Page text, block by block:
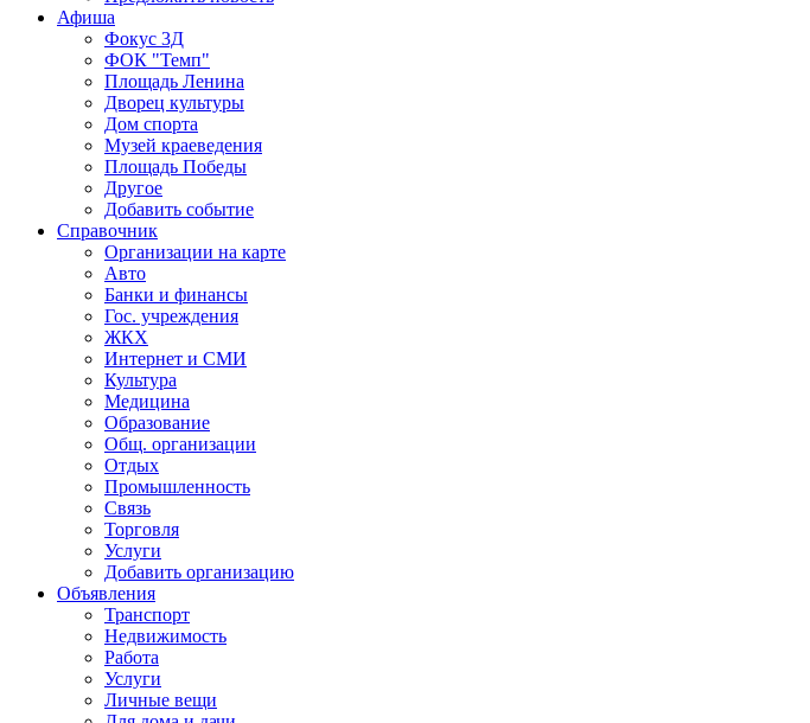
Афиша
Фокус 3Д
ФОК "Темп"
Площадь Ленина
Дворец культуры
Дом спорта
Музей краеведения
Площадь Победы
Другое
Добавить событие
Справочник
Организации на карте
Авто
Банки и финансы
Гос. учреждения
ЖКХ
Интернет и СМИ
Культура
Медицина
Образование
Общ. организации
Отдых
Промышленность
Связь
Торговля
Услуги
Добавить организацию
Объявления
Транспорт
Недвижимость
Работа
Услуги
Личные вещи